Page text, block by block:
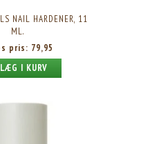
NAIL HARDENER, 11
ML.
pris: 79,95
LÆG I KURV